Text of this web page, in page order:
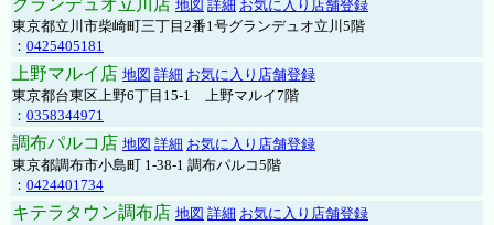
グランデュオ立川店 地図 詳細 お気に入り店舗登録
東京都立川市柴崎町三丁目2番1号グランデュオ立川5階
： 0425405181
上野マルイ店 地図 詳細 お気に入り店舗登録
東京都台東区上野6丁目15-1 上野マルイ7階
： 0358344971
調布パルコ店 地図 詳細 お気に入り店舗登録
東京都調布市小島町 1-38-1 調布パルコ5階
： 0424401734
キテラタウン調布店 地図 詳細 お気に入り店舗登録